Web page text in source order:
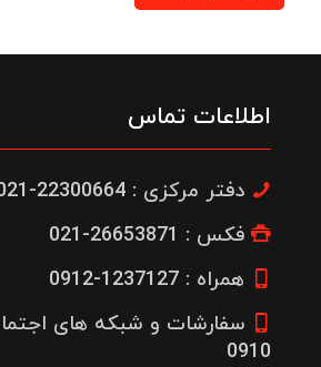
اطلاعات تماس
دفتر مرکزی : 22300664-021
فکس : 26653871-021
همراه : 1237127-0912
0910